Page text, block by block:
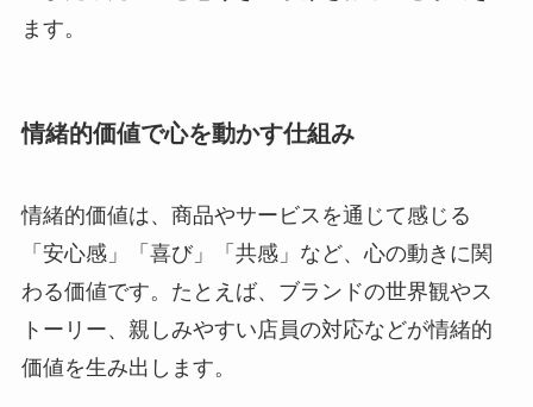
ます。
情緒的価値で心を動かす仕組み
情緒的価値は、商品やサービスを通じて感じる
「安心感」「喜び」「共感」など、心の動きに関
わる価値です。たとえば、ブランドの世界観やス
トーリー、親しみやすい店員の対応などが情緒的
価値を生み出します。